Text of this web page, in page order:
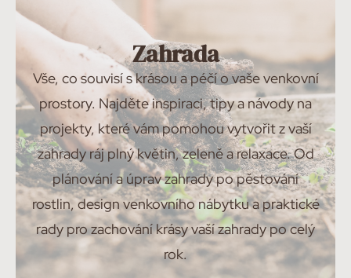
Zahrada
Vše, co souvisí s krásou a péčí o vaše venkovní
prostory. Najděte inspiraci, tipy a návody na
projekty, které vám pomohou vytvořit z vaší
zahrady ráj plný květin, zeleně a relaxace. Od
plánování a úprav zahrady po pěstování
rostlin, design venkovního nábytku a praktické
rady pro zachování krásy vaší zahrady po celý
rok.